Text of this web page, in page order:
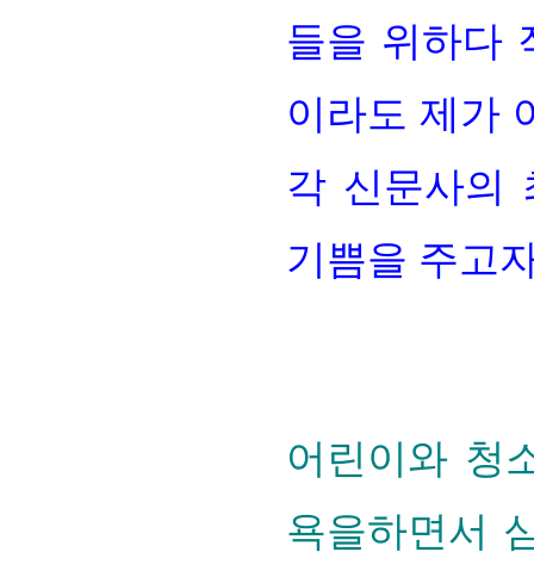
들을 위하다
이라도 제가
각 신문사의
기쁨을 주고
어린이와 청
욕을하면서